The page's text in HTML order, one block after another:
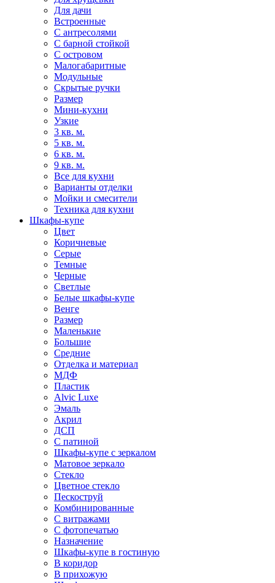
Для дачи
Встроенные
С антресолями
С барной стойкой
С островом
Малогабаритные
Модульные
Скрытые ручки
Размер
Мини-кухни
Узкие
3 кв. м.
5 кв. м.
6 кв. м.
9 кв. м.
Все для кухни
Варианты отделки
Мойки и смесители
Техника для кухни
Шкафы-купе
Цвет
Коричневые
Серые
Темные
Черные
Светлые
Белые шкафы-купе
Венге
Размер
Маленькие
Большие
Средние
Отделка и материал
МДФ
Пластик
Alvic Luxe
Эмаль
Акрил
ДСП
С патиной
Шкафы-купе с зеркалом
Матовое зеркало
Стекло
Цветное стекло
Пескоструй
Комбинированные
С витражами
С фотопечатью
Назначение
Шкафы-купе в гостиную
В коридор
В прихожую